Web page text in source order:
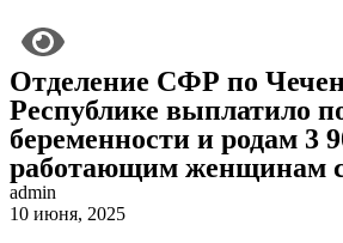
Отделение СФР по
Республике выплатило
беременности и родам 3
работающим женщинам с
admin
10 июня, 2025